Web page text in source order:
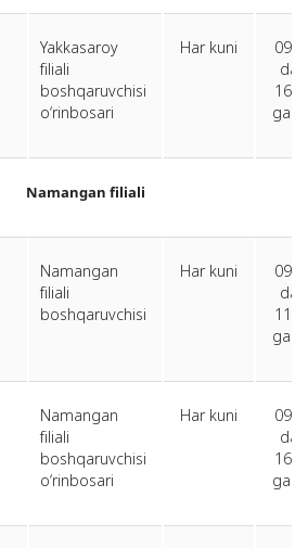
Yakkasaroy
filiali
boshqaruvchisi
o‘rinbosari
Har kuni
dan
Namangan filiali
Namangan
filiali
boshqaruvchisi
Har kuni
dan
Namangan
filiali
boshqaruvchisi
o‘rinbosari
Har kuni
dan